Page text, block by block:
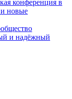
конференция в
новые
и надёжный